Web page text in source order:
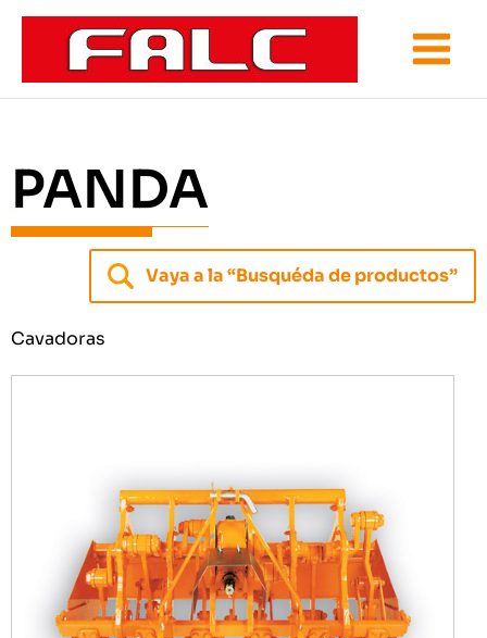
contenido
PANDA
Vaya a la “Busquéda de productos”
Cavadoras